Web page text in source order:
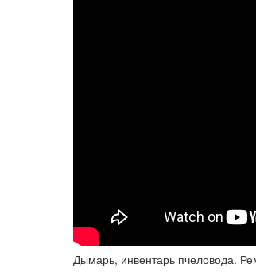
Дымарь, инвентарь пчеловода.